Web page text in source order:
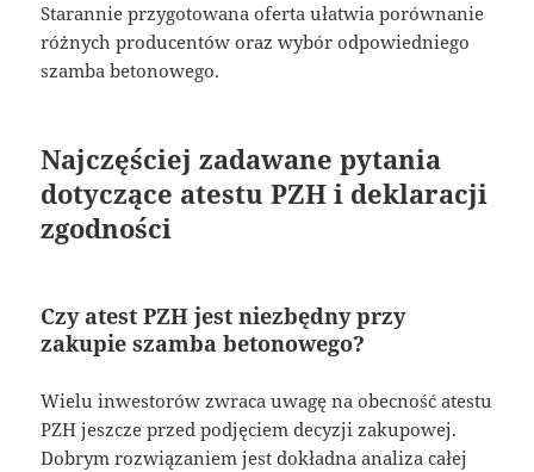
Starannie przygotowana oferta ułatwia porównanie
różnych producentów oraz wybór odpowiedniego
szamba betonowego.
Najczęściej zadawane pytania
dotyczące atestu PZH i deklaracji
zgodności
Czy atest PZH jest niezbędny przy
zakupie szamba betonowego?
Wielu inwestorów zwraca uwagę na obecność atestu
PZH jeszcze przed podjęciem decyzji zakupowej.
Dobrym rozwiązaniem jest dokładna analiza całej